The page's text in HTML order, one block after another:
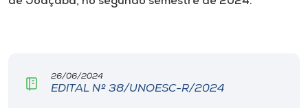
26/06/2024
EDITAL Nº 38/UNOESC-R/2024